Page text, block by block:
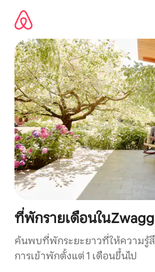
เนื้อหา
ที่พักรายเดือนในZwagg
ค้นพบที่พักระยะยาวที่ให้ความรู้
การเข้าพักตั้งแต่ 1 เดือนขึ้นไป